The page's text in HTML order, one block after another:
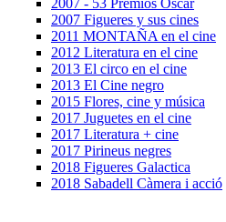
2007 - 53 Premios Oscar
2007 Figueres y sus cines
2011 MONTAÑA en el cine
2012 Literatura en el cine
2013 El circo en el cine
2013 El Cine negro
2015 Flores, cine y música
2017 Juguetes en el cine
2017 Literatura + cine
2017 Pirineus negres
2018 Figueres Galactica
2018 Sabadell Càmera i acció